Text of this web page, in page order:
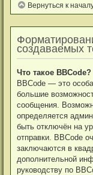
Вернуться к
создаваемых
Что такое BBCode?
BBCode — это
большие
сообщения.
определяется
быть отключён на
отправки. BBCode
заключаются в
дополнительной
руководству по